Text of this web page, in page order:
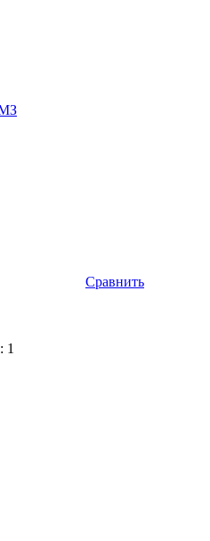
Сравнить
1